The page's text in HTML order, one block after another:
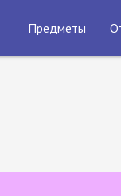
Предметы